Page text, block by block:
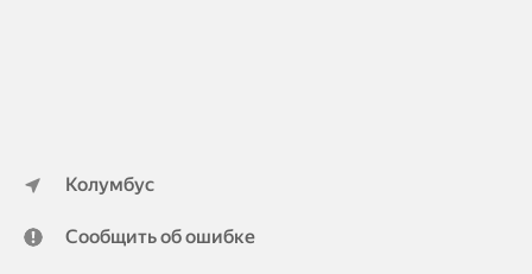
Колумбус
Сообщить об ошибке